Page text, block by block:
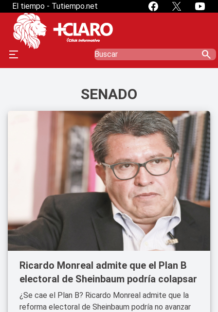
El tiempo - Tutiempo.net
search
SENADO
Ricardo Monreal admite que el Plan B
electoral de Sheinbaum podría colapsar
¿Se cae el Plan B? Ricardo Monreal admite que la
reforma electoral de Sheinbaum podría no avanzar